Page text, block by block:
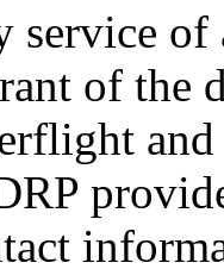
of
of the